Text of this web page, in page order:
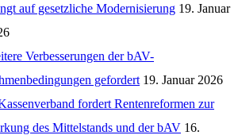
auf gesetzliche Modernisierung 19. Januar
Verbesserungen der bAV-
gefordert 19. Januar 2026
fordert Rentenreformen zur
des Mittelstands und der bAV 16.